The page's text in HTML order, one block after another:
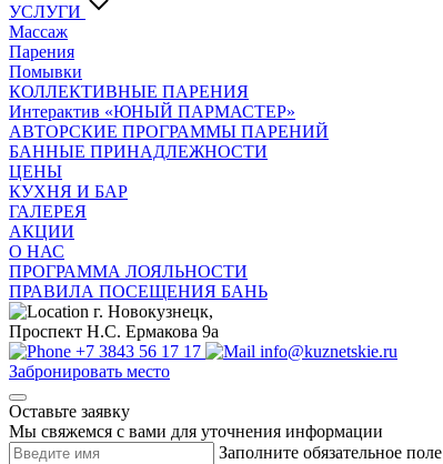
УСЛУГИ
Массаж
Парения
Помывки
КОЛЛЕКТИВНЫЕ ПАРЕНИЯ
Интерактив «ЮНЫЙ ПАРМАСТЕР»
АВТОРСКИЕ ПРОГРАММЫ ПАРЕНИЙ
БАННЫЕ ПРИНАДЛЕЖНОСТИ
ЦЕНЫ
КУХНЯ И БАР
ГАЛЕРЕЯ
АКЦИИ
О НАС
ПРОГРАММА ЛОЯЛЬНОСТИ
ПРАВИЛА ПОСЕЩЕНИЯ БАНЬ
г. Новокузнецк,
Проспект Н.С. Ермакова 9а
+7 3843 56 17 17
info@kuznetskie.ru
Забронировать место
Оставьте заявку
Мы свяжемся с вами для уточнения информации
Заполните обязательное поле